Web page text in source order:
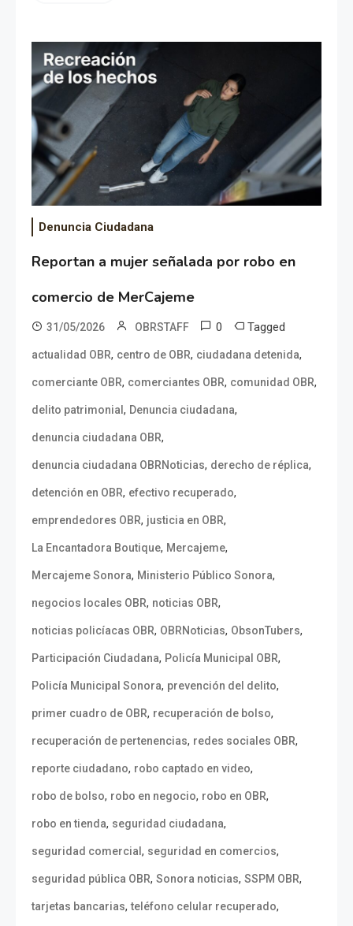
Denuncia Ciudadana
Reportan a mujer señalada por robo en
comercio de MerCajeme
31/05/2026 OBRSTAFF 0 Tagged
actualidad OBR, centro de OBR, ciudadana detenida,
comerciante OBR, comerciantes OBR, comunidad OBR,
delito patrimonial , Denuncia ciudadana,
denuncia ciudadana OBR,
denuncia ciudadana OBRNoticias, derecho de réplica,
detención en OBR, efectivo recuperado,
emprendedores OBR, justicia en OBR,
La Encantadora Boutique, Mercajeme,
Mercajeme Sonora, Ministerio Público Sonora,
negocios locales OBR, noticias OBR,
noticias policíacas OBR, OBRNoticias, ObsonTubers,
Participación Ciudadana, Policía Municipal OBR,
Policía Municipal Sonora, prevención del delito,
primer cuadro de OBR, recuperación de bolso,
recuperación de pertenencias, redes sociales OBR,
reporte ciudadano, robo captado en video,
robo de bolso, robo en negocio, robo en OBR,
robo en tienda, seguridad ciudadana,
seguridad comercial , seguridad en comercios,
seguridad pública OBR, Sonora noticias, SSPM OBR,
tarjetas bancarias,teléfono celular recuperado,